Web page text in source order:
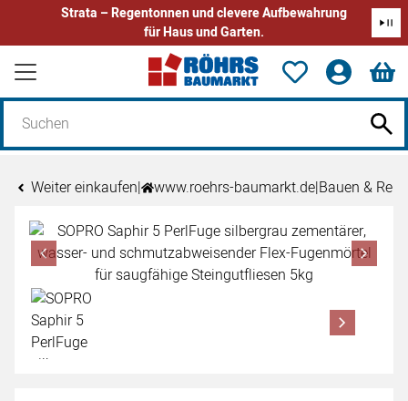
Strata – Regentonnen und clevere Aufbewahrung
für Haus und Garten.
Zum Hauptinhalt springen
Weiter einkaufen| www.roehrs-baumarkt.de|Bauen &
Produktgalerie
Zur Kaufbox springen